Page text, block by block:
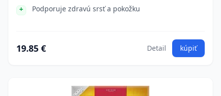
Podporuje zdravú srsť a pokožku
19.85 € Detail kúpiť